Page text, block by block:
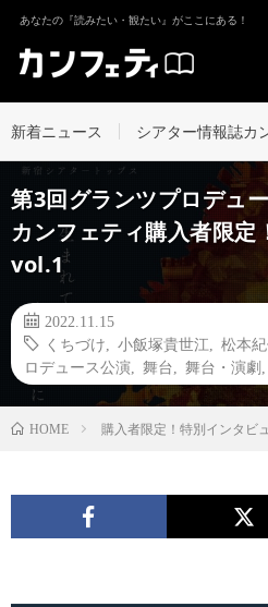
あなたの『読みたい・観たい』がここにある！
新着ニュース シアター情報誌カ
第3回グランツプロデュ
カンフェティ購入者限定
vol.1
2022.11.15
くちづけ
小飯塚貴世江 松本
ロデュース公演
舞台 舞台・演劇
HOME 購入者限定！特別インタビ